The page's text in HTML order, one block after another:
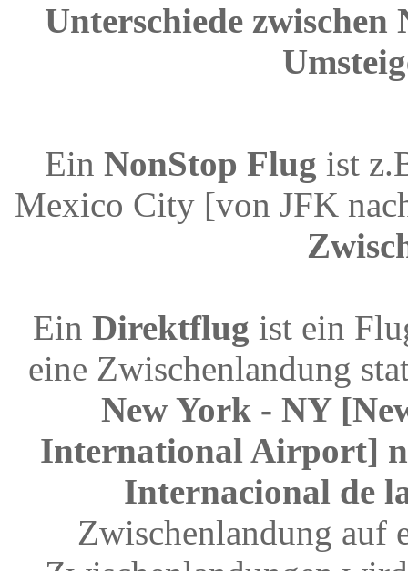
Unterschiede
Ein NonStop Flug ist
Mexico City [von JFK
Ein Direktflug ist ein
eine Zwischenlandung
New York - NY
International Airport]
Internacional de
Zwischenlandung auf